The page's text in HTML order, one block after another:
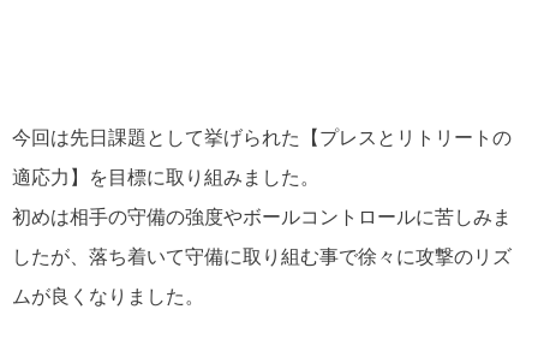
今回は先日課題として挙げられた【プレスとリトリートの
適応力】を目標に取り組みました。
初めは相手の守備の強度やボールコントロールに苦しみま
したが、落ち着いて守備に取り組む事で徐々に攻撃のリズ
ムが良くなりました。